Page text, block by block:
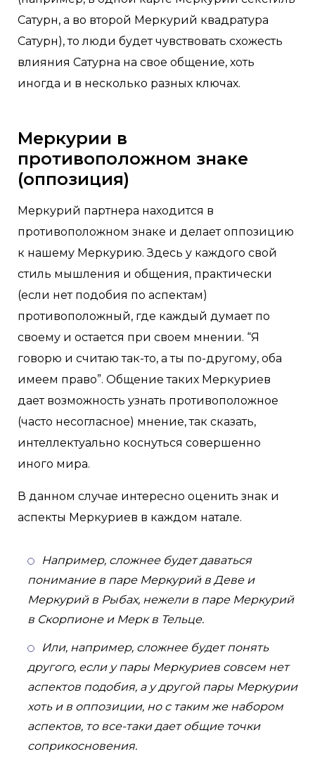
Сатурн, а во второй Меркурий квадратура
Сатурн), то люди будет чувствовать схожесть
влияния Сатурна на свое общение, хоть
иногда и в несколько разных ключах.
Меркурии в
противоположном знаке
(оппозиция)
Меркурий партнера находится в
противоположном знаке и делает оппозицию
к нашему Меркурию. Здесь у каждого свой
стиль мышления и общения, практически
(если нет подобия по аспектам)
противоположный, где каждый думает по
своему и остается при своем мнении. “Я
говорю и считаю так-то, а ты по-другому, оба
имеем право”. Общение таких Меркуриев
дает возможность узнать противоположное
(часто несогласное) мнение, так сказать,
интеллектуально коснуться совершенно
иного мира.
В данном случае интересно оценить знак и
аспекты Меркуриев в каждом натале.
Например, сложнее будет даваться
понимание в паре Меркурий в Деве и
Меркурий в Рыбах, нежели в паре Меркурий
в Скорпионе и Мерк в Тельце.
Или, например, сложнее будет понять
другого, если у пары Меркуриев совсем нет
аспектов подобия, а у другой пары Меркурии
хоть и в оппозиции, но с таким же набором
аспектов, то все-таки дает общие точки
соприкосновения.